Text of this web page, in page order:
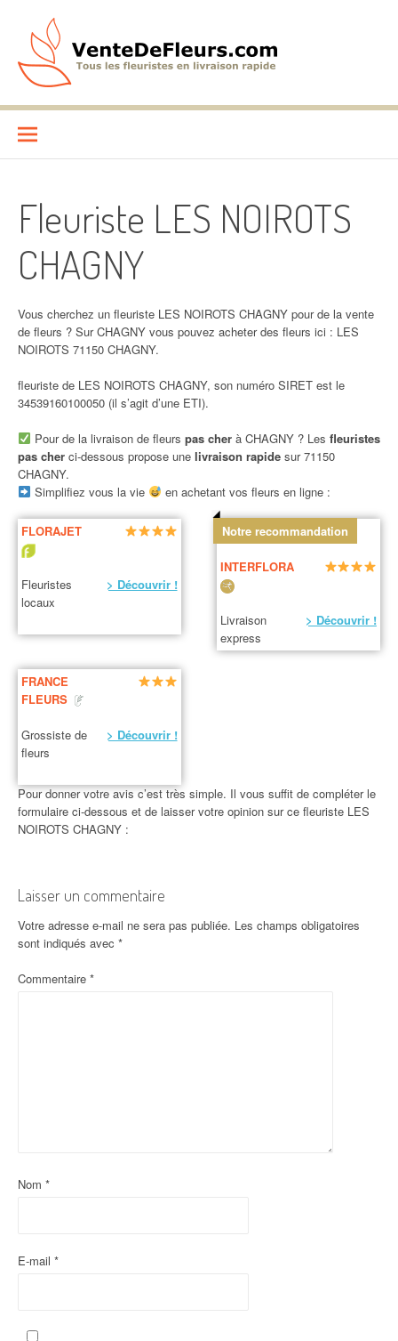
contenu
VenteDeFleurs.com
Fleuriste LES NOIROTS
CHAGNY
Vous cherchez un fleuriste LES NOIROTS CHAGNY pour de la vente
de fleurs ? Sur CHAGNY vous pouvez acheter des fleurs ici : LES
NOIROTS 71150 CHAGNY.
fleuriste de LES NOIROTS CHAGNY, son numéro SIRET est le
34539160100050 (il s’agit d’une ETI).
Pour de la livraison de fleurs pas cherà CHAGNY ? Les fleuristes
pas cher ci-dessous propose une livraison rapide sur 71150
CHAGNY.
Simplifiez vous la vie
en achetant vos fleurs en ligne :
FLORAJET
Fleuristes
locaux
> Découvrir !
Notre recommandation
INTERFLORA
Livraison
express
> Découvrir !
FRANCE
FLEURS
Grossiste de
fleurs
> Découvrir !
Pour donner votre avis c’est très simple. Il vous suffit de compléter le
formulaire ci-dessous et de laisser votre opinion sur ce fleuriste LES
NOIROTS CHAGNY :
Laisser un commentaire
Votre adresse e-mail ne sera pas publiée. Les champs obligatoires
sont indiqués avec *
Commentaire *
Nom *
E-mail *